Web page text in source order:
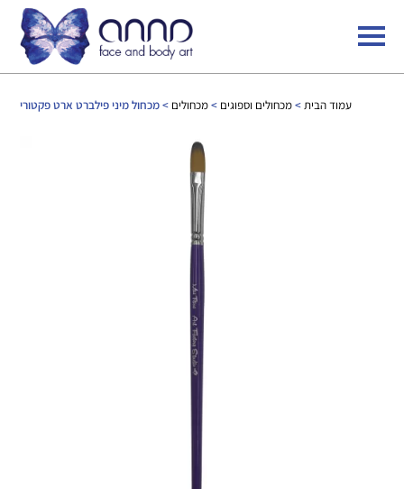
עמוד הבית>מכחולים וספוגים >מכחולים > מכחול מיני פילברט ארט פקטורי